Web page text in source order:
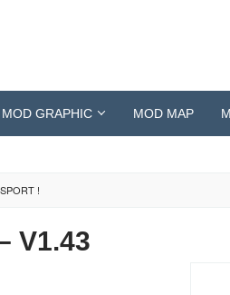
MOD GRAPHIC MOD MAP
!
V1.43